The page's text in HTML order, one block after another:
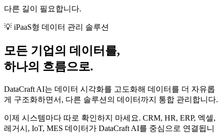
다른 길이 필요합니다.
💡 iPaaS형 데이터 관리 솔루션
모든 기업의 데이터 를,
하나의 흐름으로.
DataCraft AI는 데이터 시각화를 고도화해 데이터를 더 자유롭
게 구조화하면서, 다른 솔루션의 데이터까지 통합 관리합니다.
이제 시스템마다 따로 확인하지 마세요. CRM, HR, ERP, 엑셀,
레거시, IoT, MES 데이터가 DataCraft AI를 중심으로 연결됩니